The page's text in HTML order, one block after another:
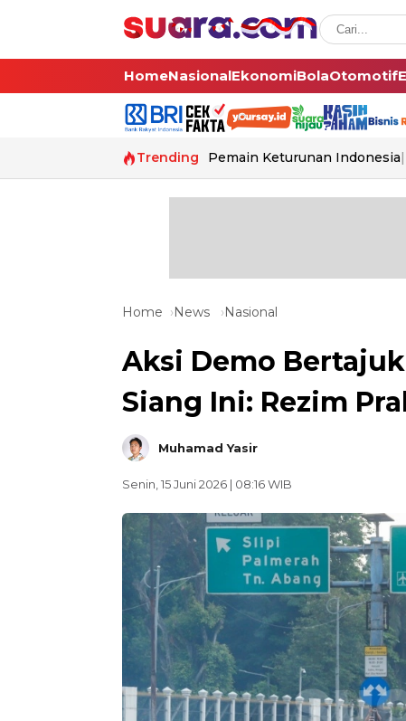
HomeNasionalEkonomiBolaOtomotif
Trending Pemain Keturunan Indonesia
Home News Nasional
Aksi Demo Bertajuk
Siang Ini: Rezim
Muhamad Yasir
Senin, 15 Juni 2026 | 08:16 WIB